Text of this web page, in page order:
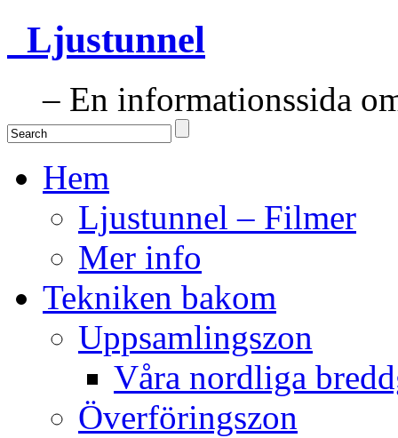
Ljustunnel
– En informationssida
Hem
Ljustunnel – Filmer
Mer info
Tekniken bakom
Uppsamlingszon
Våra nordliga
Överföringszon